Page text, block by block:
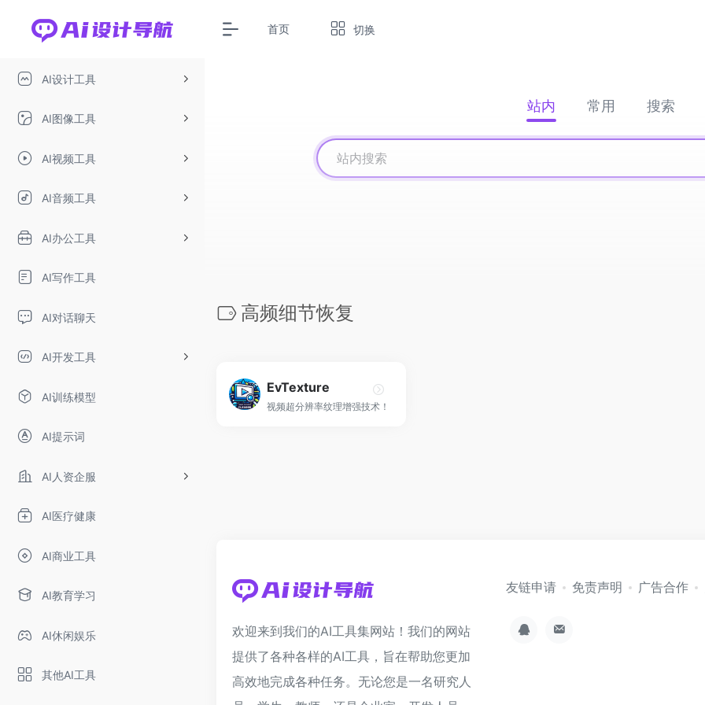
AI设计工具
AI图像工具
AI视频工具
AI音频工具
AI办公工具
AI写作工具
AI对话聊天
AI开发工具
AI训练模型
AI提示词
AI人资企服
AI医疗健康
AI商业工具
AI教育学习
AI休闲娱乐
其他AI工具
首页 切换
站内 常用 搜索
高频细节恢复
EvTexture
视频超分辨率纹理增强技术！
欢迎来到我们的AI工具集网站！我们的网站
提供了各种各样的AI工具，旨在帮助您更加
高效地完成各种任务。无论您是一名研究人
友链申请 免责声明 广告合作